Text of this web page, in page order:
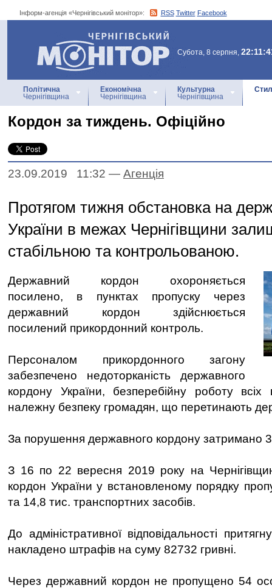
Інформ-агенція «Чернігівський монітор»: RSS Twitter Facebook
Інформ-агенція
«Чернігівський монітор»
Субота, 8 серпня,
Політична
Чернігівщина
Економічна
Чернігівщина
Культурна
Чернігівщина
Кордон за тиждень. Офіційно
23.09.2019 11:32 — Агенцiя
Протягом тижня обстановка на
України в межах Чернігівщини
стабільною та контрольованою.
Державний кордон охороняється
посилено, в пунктах пропуску через
державний кордон здійснюється
посилений прикордонний контроль.
Персоналом прикордонного загону
забезпечено недоторканість державного
кордону України, безперебійну роботу всіх
належну безпеку громадян, що перетинають
За порушення державного кордону затримано
З 16 по 22 вересня 2019 року на
кордон України у встановленому порядку
та 14,8 тис. транспортних засобів.
До адміністративної відповідальності
накладено штрафів на суму 82732 гривні.
Через державний кордон не пропущено 54